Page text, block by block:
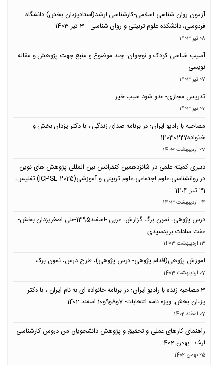
آزمون روان شناسی اسلامی-کارشناسی ارشد(استادیزدان بخش) دانشگاه
فردوسی، دانشکده علوم تربیتی و روان شناسی - 3 تیر 1403
08 تیر 1403
آسیب شناسی کودک و نوجوان؛ چند موضوع و منبع جهت پژوهش و مقاله
نویسی
07 تیر 1403
تدریس مجازی- عدو شود سبب خیر
07 تیر 1403
مصاحبه با رادیو ایران؛ در برنامه صدای زندگی ، با دکتر یزدان بخش و
خانواده14030227
27 ارديبهشت 1403
دبیری کمیته علمی در شانزدهمین کنفرانس بین المللی پژوهش های نوین
در روانشناسی،علوم اجتماعی،علوم تربیتی و آموزشی(ICPSE 2025) تفلیس،
31 تیر 1404
24 ارديبهشت 1403
درس پژوهی، نمون برگ گزارش، عربی -اسفند1395-علی اصغریزدان بخش-
عفت سادات بریدسیدی
13 ارديبهشت 1403
آموزش پژوهی(اقدام پژوهی- درس پژوهی)، طرح درس، نمون برگ
07 ارديبهشت 1403
3 مصاحبه زنده با رادیو ایران؛ در برنامه خانواده ای به نام ایران ، با دکتر
یزدان بخش: ویژه نامه انتخابات- 7و8و9و10 اسفند 1402
07 اسفند 1402
راهنمای کارهای عملی و تحقیق و پژوهش دانشجویان من-دروس کارشناسی
ارشد- بهمن 1402
25 بهمن 1402